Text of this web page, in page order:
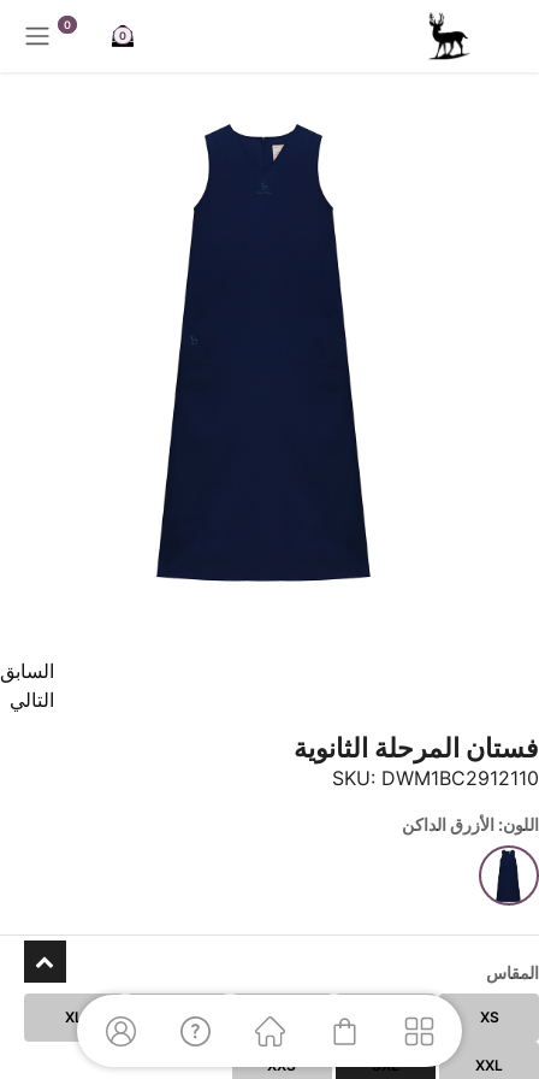
تخطي للذهاب إلى المحتوى
0
0
السابق
التالي
فستان المرحلة الثانوية
SKU: DWM1BC2912110
اللون: الأزرق الداكن
المقاس
XS
M
XL
XXL
3XL
XXS